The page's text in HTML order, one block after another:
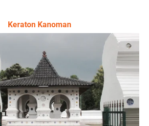
Keraton Kanoman